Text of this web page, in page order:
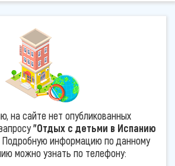
на сайте нет опубликованных
"Отдых с детьми в Испанию
Подробную информацию по данному
можно узнать по телефону: